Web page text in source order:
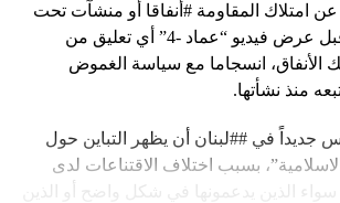
امتلاك المقاومة #أنفاقا أو منشآت تحت
الأرض، ولم يصدر قبل عرض فيديو “عماد -4” أي تعليق من
الأنفاق، انسجاما مع سياسة الغموض
منذ نشأتها.
جديداً في ##لبنان أن يظهر التباين حول
بسبب اختلاف الاقتناعات لدى
سواء الذين يدعمونها في شكل واضح أو الذين